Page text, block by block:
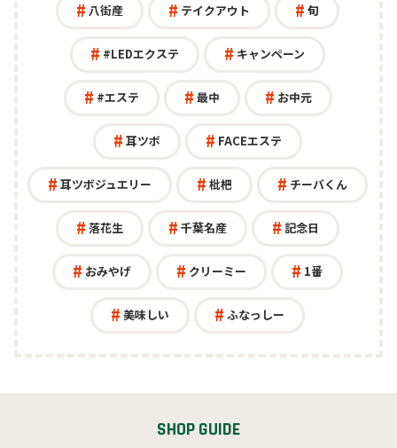
八街産 テイクアウト 旬
#LEDエクステ キャンペーン
#エステ 最中 お中元
耳ツボ FACEエステ
耳ツボジュエリー 枇杷 チーバくん
落花生 千葉名産 記念日
おみやげ クリーミー 1番
美味しい ふなっしー
SHOP GUIDE